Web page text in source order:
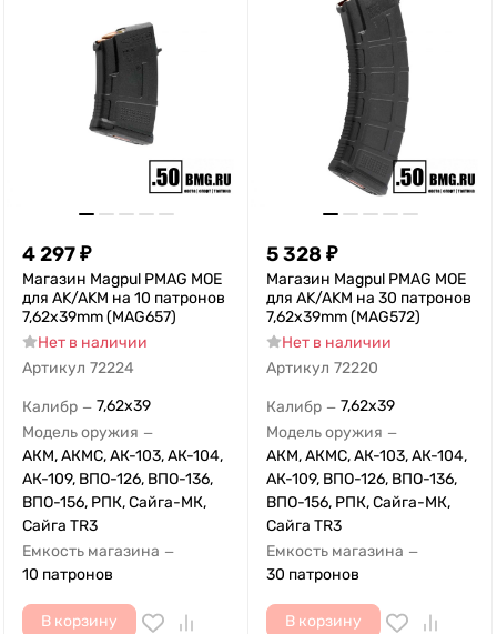
4 297₽
Магазин Magpul PMAG MOE
для AK/AKM на 10 патронов
7,62x39mm (MAG657)
Нет в наличии
Артикул 72224
Калибр — 7,62x39
Модель оружия —
АКМ, АКМС, АК-103, АК-104,
АК-109, ВПО-126, ВПО-136,
ВПО-156, РПК, Сайга-МК,
Сайга TR3
Емкость магазина —
10 патронов
В корзину
5 328 ₽
Магазин Magpul PMAG MOE
для AK/AKM на 30 патронов
7,62x39mm (MAG572)
Нет в наличии
Артикул 72220
Калибр — 7,62x39
Модель оружия —
АКМ, АКМС, АК-103, АК-104,
АК-109, ВПО-126, ВПО-136,
ВПО-156, РПК, Сайга-МК,
Сайга TR3
Емкость магазина —
30 патронов
В корзину